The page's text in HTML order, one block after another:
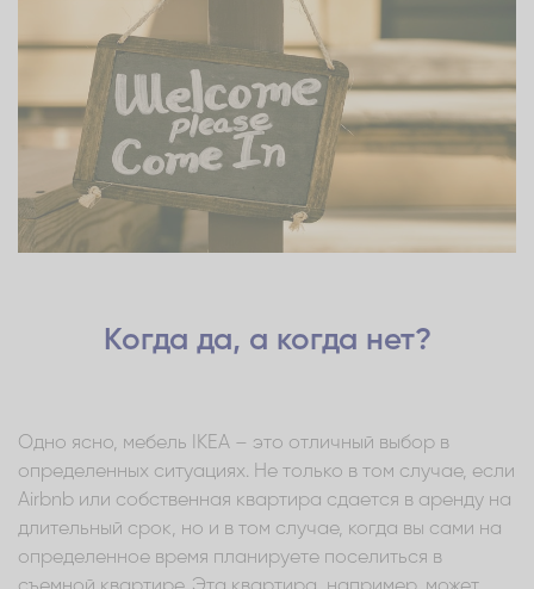
Когда да, а когда нет?
Одно ясно, мебель IKEA – это отличный выбор в
определенных ситуациях. Не только в том случае, если
Airbnb или собственная квартира сдается в аренду на
длительный срок, но и в том случае, когда вы сами на
определенное время планируете поселиться в